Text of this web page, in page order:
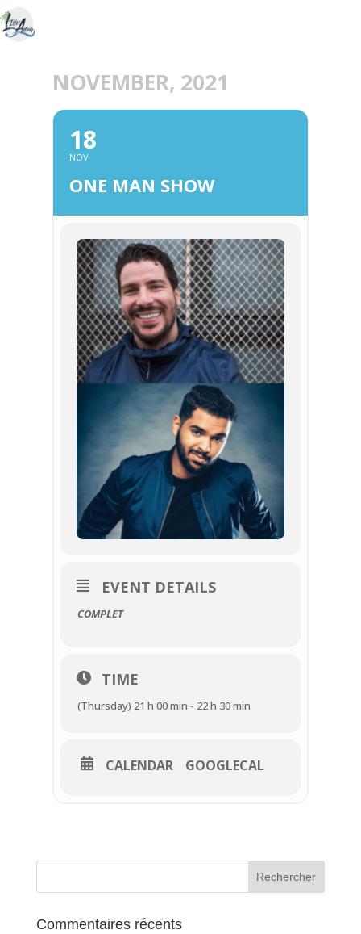
NOVEMBER, 2021
18
NOV
ONE MAN SHOW
EVENT DETAILS
COMPLET
TIME
(Thursday) 21 h 00 min - 22 h 30 min
CALENDAR GOOGLECAL
Commentaires récents